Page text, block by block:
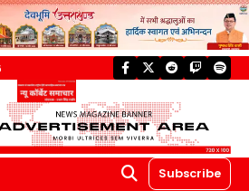
facebook
twitterreddittwitch
Subscribe